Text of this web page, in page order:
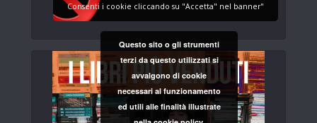
Consenti i cookie cliccando su "Accetta" nel banner"
Questo sito o gli strumenti
terzi da questo utilizzati si
avvalgono di cookie
necessari al funzionamento
ed utili alle finalità illustrate